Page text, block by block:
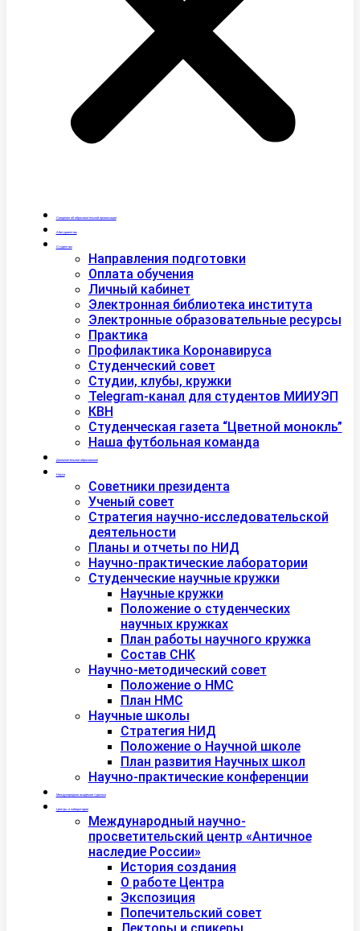
Сведения об образовательной организации
Абитуриентам
Студентам
Направления подготовки
Оплата обучения
Личный кабинет
Электронная библиотека института
Электронные образовательные ресурсы
Практика
Профилактика Коронавируса
Студенческий совет
Студии, клубы, кружки
Telegram-канал для студентов МИИУЭП
КВН
Студенческая газета “Цветной монокль”
Наша футбольная команда
Дополнительное образование
Наука
Советники президента
Ученый совет
Стратегия научно-исследовательской
деятельности
Планы и отчеты по НИД
Научно-практические лаборатории
Студенческие научные кружки
Научные кружки
Положение о студенческих
научных кружках
План работы научного кружка
Состав СНК
Научно-методический совет
Положение о НМС
План НМС
Научные школы
Стратегия НИД
Положение о Научной школе
План развития Научных школ
Научно-практические конференции
Международная академия туризма
Центры и лаборатории
Международный научно-
просветительский центр «Античное
наследие России»
История создания
О работе Центра
Экспозиция
Попечительский совет